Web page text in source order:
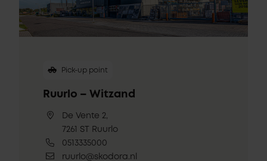
Pick-up point
Ruurlo – Witzand
De Vente 2,
7261 ST Ruurlo
0513335000
ruurlo@skodora.nl